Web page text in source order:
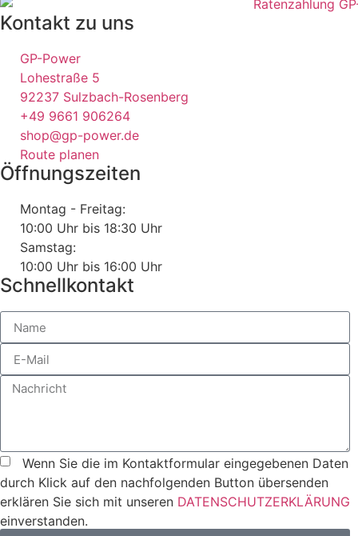
Kontakt zu uns
GP-Power
Lohestraße 5
92237 Sulzbach-Rosenberg
+49 9661 906264
shop@gp-power.de
Route planen
Öffnungszeiten
Montag - Freitag:
10:00 Uhr bis 18:30 Uhr
Samstag:
10:00 Uhr bis 16:00 Uhr
Schnellkontakt
Wenn Sie die im Kontaktformular eingegebenen Daten
durch Klick auf den nachfolgenden Button übersenden
erklären Sie sich mit unseren DATENSCHUTZERKLÄRUNG
einverstanden.